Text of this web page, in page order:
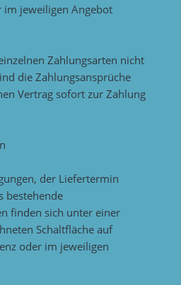
im jeweiligen Angebot
Zahlungsarten nicht
die Zahlungsansprüche
Vertrag sofort zur Zahlung
der Liefertermin
bestehende
finden sich unter einer
Schaltfläche auf
oder im jeweiligen